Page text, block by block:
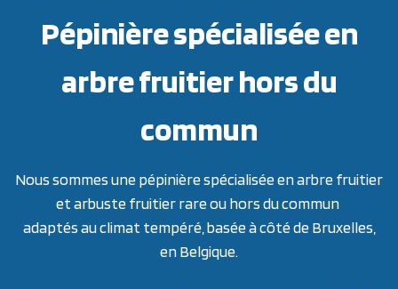
Pépinière spécialisée en
arbre fruitier hors du
commun
Nous sommes une pépinière spécialisée en arbre fruitier
et arbuste fruitier rare ou hors du commun
adaptés au climat tempéré, basée à côté de Bruxelles,
en Belgique.